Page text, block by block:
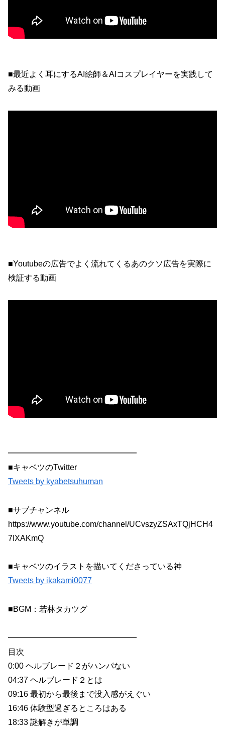
■最近よく耳にするAI絵師＆AIコスプレイヤーを実践して
みる動画
■Youtubeの広告でよく流れてくるあのクソ広告を実際に
検証する動画
━━━━━━━━━━━━━━━━
■キャベツのTwitter
Tweets by kyabetsuhuman
■サブチャンネル
https://www.youtube.com/channel/UCvszyZSAxTQjHCH4
7IXAKmQ
■キャベツのイラストを描いてくださっている神
Tweets by ikakami0077
■BGM：若林タカツグ
━━━━━━━━━━━━━━━━
目次
0:00 ヘルブレード２がハンパない
04:37 ヘルブレード２とは
09:16 最初から最後まで没入感がえぐい
16:46 体験型過ぎるところはある
18:33 謎解きが単調